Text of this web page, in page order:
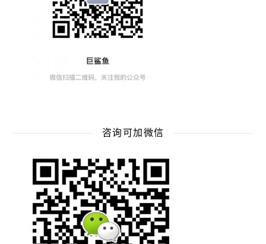
咨询可加微信